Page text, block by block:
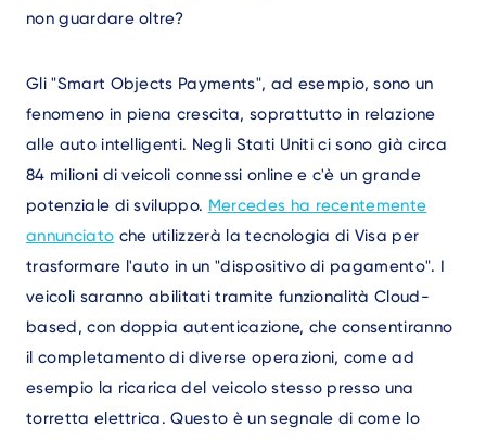
non guardare oltre?
Gli "Smart Objects Payments", ad esempio, sono un
fenomeno in piena crescita, soprattutto in relazione
alle auto intelligenti. Negli Stati Uniti ci sono già circa
84 milioni di veicoli connessi online e c'è un grande
potenziale di sviluppo. Mercedes ha recentemente
annunciato che utilizzerà la tecnologia di Visa per
trasformare l'auto in un "dispositivo di pagamento". I
veicoli saranno abilitati tramite funzionalità Cloud-
based, con doppia autenticazione, che consentiranno
il completamento di diverse operazioni, come ad
esempio la ricarica del veicolo stesso presso una
torretta elettrica. Questo è un segnale di come lo